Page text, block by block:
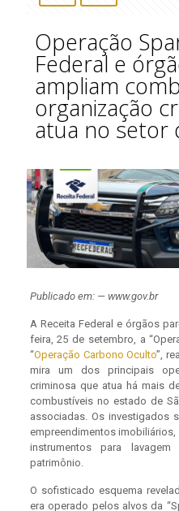
Operação
Federal e
ampliam
organização
atua no setor
Publicado em: — www.gov.br
A Receita Federal e órgãos
feira, 25 de setembro, a
“Operação Carbono Oculto”,
mira um dos principais
criminosa que atua há mais
combustíveis no estado de
associadas. Os investigados
empreendimentos
instrumentos para
patrimônio.
O sofisticado esquema
era operado pelos alvos da